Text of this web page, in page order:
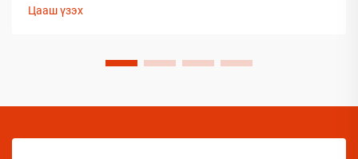
байдлыг хадгалахад тооless дундаа сорилтуудтай
арга хэмжээ авах шаардлагатай.
Цааш үзэх